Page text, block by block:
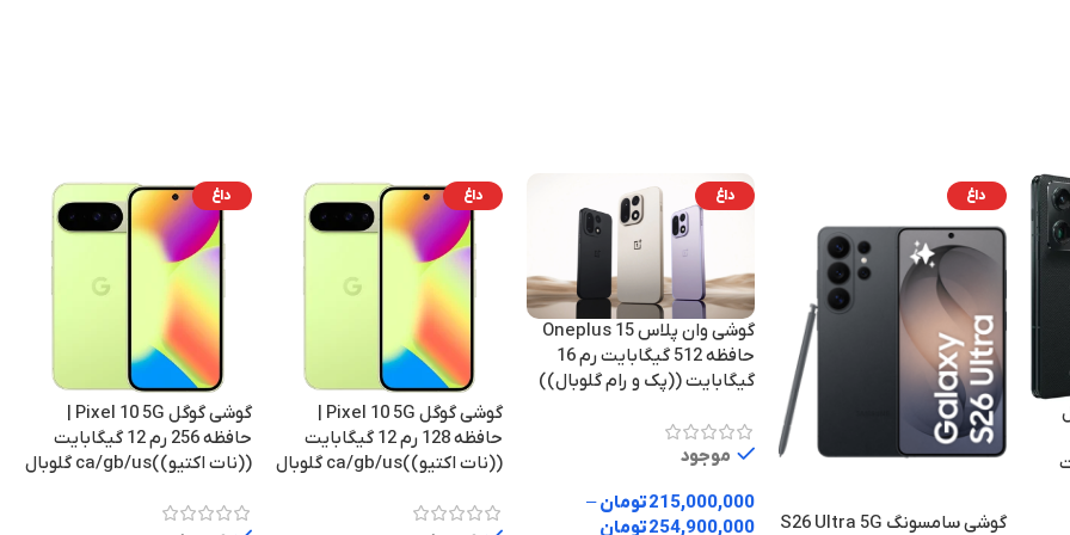
AMOLED
Google Tensor G4
RAM
حافظه داخلی 128 گیگابایت
تعداد سیم کارت
1080 در 2412 پیکسل
RAM
حافظه داخلی 256 GB
کارت حافظه خیر
USB
USB Type-C
بلوتوث 5.4
ایسوس
دوربین اصلی
تراشه
SM8750-AB Snapdragon 8 Elite
داغ
گوشی سامسونگ S26 Ultra 5G
داغ
گوشی وان پلاس Oneplus 15
حافظه 512 گیگابایت رم 16
گیگابایت ((پک و رام گلوبال))
موجود
215,000,000تومان–
254,900,000تومان
داغ
گوشی گوگل Pixel 10 5G |
حافظه 128 رم 12 گیگابایت
((نات اکتیو))ca/gb/us گلوبال
داغ
گوشی گوگل Pixel 10 5G |
حافظه 256 رم 12 گیگابایت
((نات اکتیو))ca/gb/us گلوبال